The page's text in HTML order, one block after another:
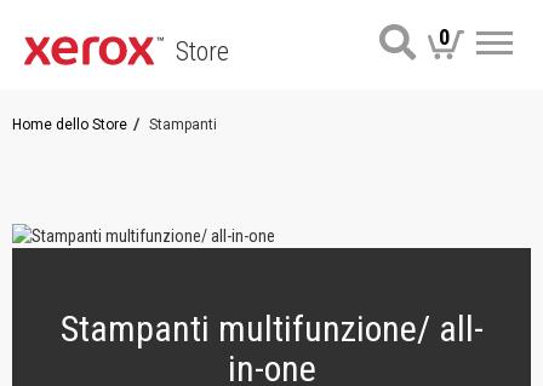
Store 0
Home dello Store Stampanti
Stampanti multifunzione/ all-
in-one